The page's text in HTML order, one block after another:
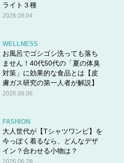
ライト３種
2026.08.04
WELLNESS
お風呂でゴシゴシ洗っても落ち
ません！40代50代の「夏の体臭
対策」に効果的な食品とは【皮
膚ガス研究の第一人者が解説】
2026.08.06
FASHION
大人世代が【Tシャツワンピ】を
今っぽく着るなら、どんなデザ
イン？合わせる小物は？
2026.06.28